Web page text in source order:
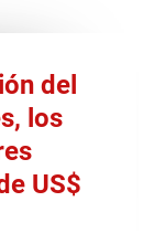
del
los
US$